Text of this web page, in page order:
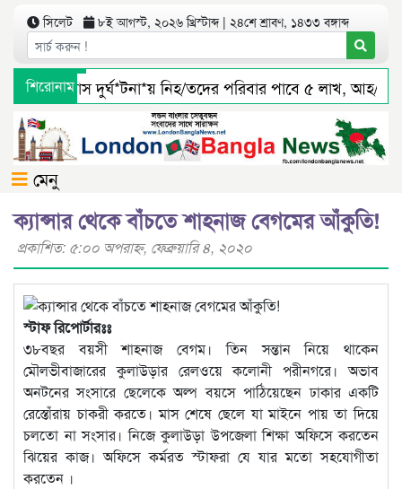
সিলেট ৮ই আগস্ট, ২০২৬ খ্রিস্টাব্দ | ২৪শে শ্রাবণ, ১৪৩৩ বঙ্গাব্দ
শিরোনাম
সিলেটে বাস দুর্ঘ*টনা*য় নিহ/তদের পরিবার পাবে ৫ লাখ, আহ/
জৈন্তাপুর সারী ৩ বালু মহালে অবৈধ ভাবে বালু উত্তোলনের সত্যতা
মেনু
ক্যান্সার থেকে বাঁচতে শাহনাজ বেগমের আঁকুতি!
প্রকাশিত: ৫:০০ অপরাহ্ণ, ফেব্রুয়ারি ৪, ২০২০
স্টাফ রিপোর্টারঃঃ
৩৮বছর বয়সী শাহনাজ বেগম। তিন সন্তান নিয়ে থাকেন
মৌলভীবাজারের কুলাউড়ার রেলওয়ে কলোনী পরীনগরে। অভাব
অনটনের সংসারে ছেলেকে অল্প বয়সে পাঠিয়েছেন ঢাকার একটি
রেস্তোঁরায় চাকরী করতে। মাস শেষে ছেলে যা মাইনে পায় তা দিয়ে
চলতো না সংসার। নিজে কুলাউড়া উপজেলা শিক্ষা অফিসে করতেন
ঝিয়ের কাজ। অফিসে কর্মরত স্টাফরা যে যার মতো সহযোগীতা
করতেন ।